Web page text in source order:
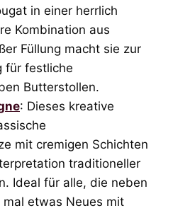
in einer herrlich
Kombination aus
Füllung macht sie zur
für festliche
Butterstollen.
: Dieses kreative
mit cremigen Schichten
traditioneller
Ideal für alle, die neben
etwas Neues mit